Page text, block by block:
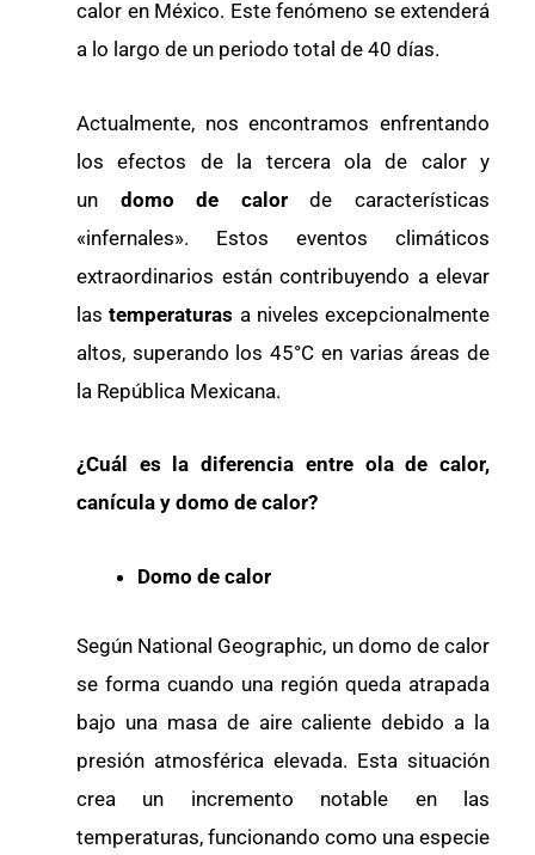
calor en México. Este fenómeno se extenderá
a lo largo de un periodo total de 40 días.
Actualmente, nos encontramos enfrentando
los efectos de la tercera ola de calor y
un domo de calorde características
«infernales». Estos eventos climáticos
extraordinarios están contribuyendo a elevar
lastemperaturas a niveles excepcionalmente
altos, superando los 45°C en varias áreas de
la República Mexicana.
¿Cuál es la diferencia entre ola de calor,
canícula y domo de calor?
Domo de calor
Según National Geographic, un domo de calor
se forma cuando una región queda atrapada
bajo una masa de aire caliente debido a la
presión atmosférica elevada. Esta situación
crea un incremento notable en las
temperaturas, funcionando como una especie